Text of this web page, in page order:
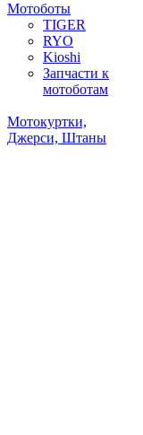
Мотоботы
TIGER
RYO
Kioshi
Запчасти к
мотоботам
Мотокуртки,
Джерси, Штаны